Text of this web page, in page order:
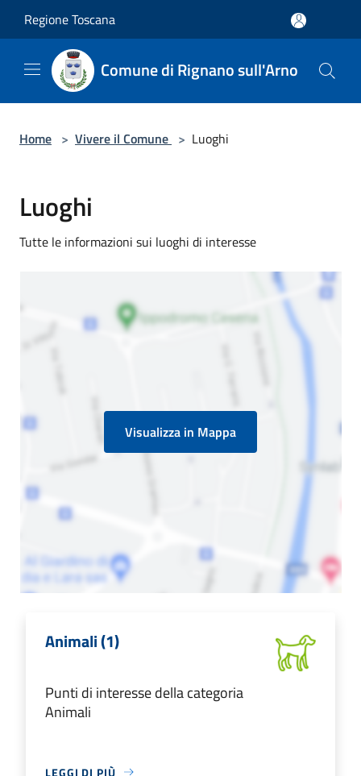
Regione Toscana
Comune di Rignano sull'Arno
Home > Vivere il Comune > Luoghi
Luoghi
Tutte le informazioni sui luoghi di interesse
Visualizza in Mappa
Animali (1)
Punti di interesse della categoria
Animali
LEGGI DI PIÙ